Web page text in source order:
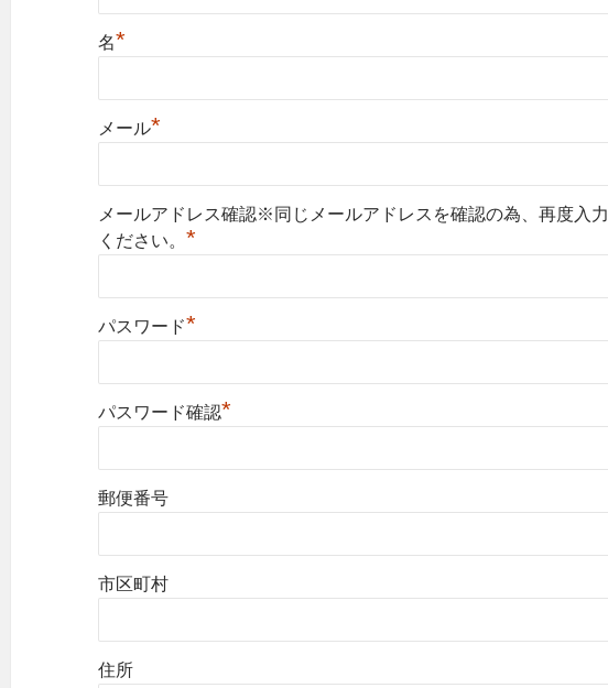
名*
メール*
メールアドレス確認※同じメールアドレスを確認の為、再度入力
ください。*
パスワード*
パスワード確認*
郵便番号
市区町村
住所